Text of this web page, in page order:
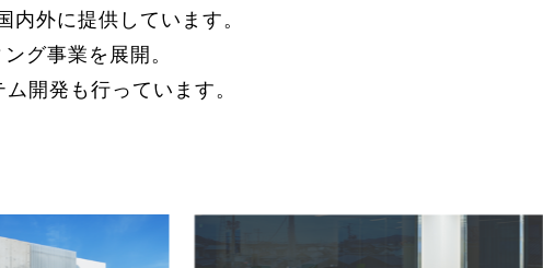
外に提供しています。
グ事業を展開。
開発も行っています。